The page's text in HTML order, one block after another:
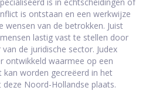
is ontstaan en een werkwijze
wensen van de betrokken. Juist
lastig vast te stellen door
de juridische sector. Judex
ontwikkeld waarmee op een
worden gecreëerd in het
Noord-Hollandse plaats.